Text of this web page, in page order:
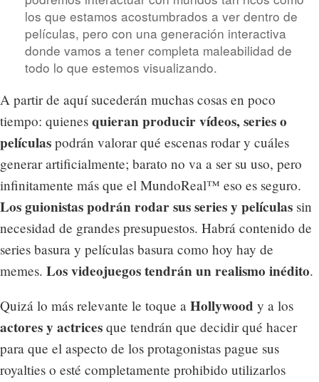
los que estamos acostumbrados a ver dentro de
películas, pero con una generación interactiva
donde vamos a tener completa maleabilidad de
todo lo que estemos visualizando.
A partir de aquí sucederán muchas cosas en poco
tiempo: quienes quieran producir vídeos, series o
películas podrán valorar qué escenas rodar y cuáles
generar artificialmente; barato no va a ser su uso, pero
infinitamente más que el MundoReal™ eso es seguro.
Los guionistas podrán rodar sus series y películas sin
necesidad de grandes presupuestos. Habrá contenido de
series basura y películas basura como hoy hay de
memes. Los videojuegos tendrán un realismo inédito.
Quizá lo más relevante le toque a Hollywood y a los
actores y actrices que tendrán que decidir qué hacer
para que el aspecto de los protagonistas pague sus
royalties o esté completamente prohibido utilizarlos